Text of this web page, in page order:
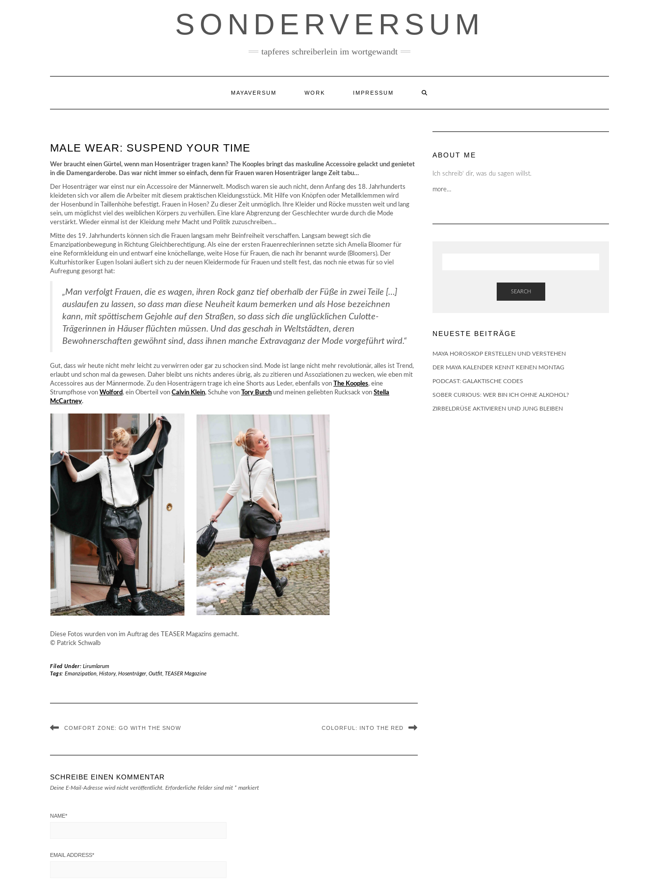
SONDERVERSUM
tapferes schreiberlein im wortgewandt
MAYAVERSUM WORK IMPRESSUM
MALE WEAR: SUSPEND YOUR TIME
Wer braucht einen Gürtel, wenn man Hosenträger tragen kann? The Kooples bringt das maskuline Accessoire gelackt und genietet
in die Damengarderobe. Das war nicht immer so einfach, denn für Frauen waren Hosenträger lange Zeit tabu…
Der Hosenträger war einst nur ein Accessoire der Männerwelt. Modisch waren sie auch nicht, denn Anfang des 18. Jahrhunderts
kleideten sich vor allem die Arbeiter mit diesem praktischen Kleidungsstück. Mit Hilfe von Knöpfen oder Metallklemmen wird
der Hosenbund in Taillenhöhe befestigt. Frauen in Hosen? Zu dieser Zeit unmöglich. Ihre Kleider und Röcke mussten weit und lang
sein, um möglichst viel des weiblichen Körpers zu verhüllen. Eine klare Abgrenzung der Geschlechter wurde durch die Mode
verstärkt. Wieder einmal ist der Kleidung mehr Macht und Politik zuzuschreiben…
Mitte des 19. Jahrhunderts können sich die Frauen langsam mehr Beinfreiheit verschaffen. Langsam bewegt sich die
Emanzipationbewegung in Richtung Gleichberechtigung. Als eine der ersten Frauenrechlerinnen setzte sich Amelia Bloomer für
eine Reformkleidung ein und entwarf eine knöchellange, weite Hose für Frauen, die nach ihr benannt wurde (Bloomers). Der
Kulturhistoriker Eugen Isolani äußert sich zu der neuen Kleidermode für Frauen und stellt fest, das noch nie etwas für so viel
Aufregung gesorgt hat:
„Man verfolgt Frauen, die es wagen, ihren Rock ganz tief oberhalb der Füße in zwei Teile […]
auslaufen zu lassen, so dass man diese Neuheit kaum bemerken und als Hose bezeichnen
kann, mit spöttischem Gejohle auf den Straßen, so dass sich die unglücklichen Culotte-
Trägerinnen in Häuser flüchten müssen. Und das geschah in Weltstädten, deren
Bewohnerschaften gewöhnt sind, dass ihnen manche Extravaganz der Mode vorgeführt wird.“
Gut, dass wir heute nicht mehr leicht zu verwirren oder gar zu schocken sind. Mode ist lange nicht mehr revolutionär, alles ist Trend,
erlaubt und schon mal da gewesen. Daher bleibt uns nichts anderes übrig, als zu zitieren und Assoziationen zu wecken, wie eben mit
Accessoires aus der Männermode. Zu den Hosenträgern trage ich eine Shorts aus Leder, ebenfalls von The Kooples, eine
Strumpfhose von Wolford, ein Oberteil von Calvin Klein, Schuhe von Tory Burch und meinen geliebten Rucksack von Stella
McCartney.
Diese Fotos wurden von im Auftrag des TEASER Magazins gemacht.
© Patrick Schwalb
Filed Under: Lirumlarum
Tags: Emanzipation, History, Hosenträger, Outfit, TEASER Magazine
COMFORT ZONE: GO WITH THE SNOW COLORFUL: INTO THE RED
SCHREIBE EINEN KOMMENTAR
Deine E-Mail-Adresse wird nicht veröffentlicht. Erforderliche Felder sind mit * markiert
NAME*
EMAIL ADDRESS*
ABOUT ME
Ich schreib‘ dir, was du sagen willst.
more…
SEARCH
NEUESTE BEITRÄGE
MAYA HOROSKOP ERSTELLEN UND VERSTEHEN
DER MAYA KALENDER KENNT KEINEN MONTAG
PODCAST: GALAKTISCHE CODES
SOBER CURIOUS: WER BIN ICH OHNE ALKOHOL?
ZIRBELDRÜSE AKTIVIEREN UND JUNG BLEIBEN